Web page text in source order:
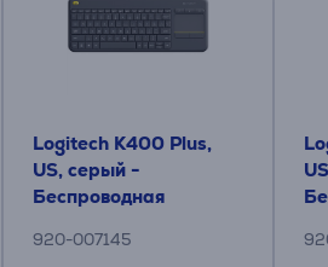
Logitech K400 Plus,
US, серый -
Беспроводная
тачпадом
920-007145